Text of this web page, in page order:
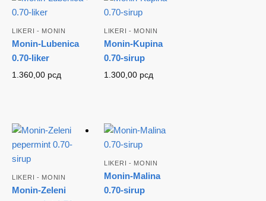
LIKERI - MONIN
Monin-Lubenica
0.70-liker
1.360,00 рсд
LIKERI - MONIN
Monin-Kupina
0.70-sirup
1.300,00 рсд
LIKERI - MONIN
Monin-Zeleni
LIKERI - MONIN
Monin-Malina
0.70-sirup